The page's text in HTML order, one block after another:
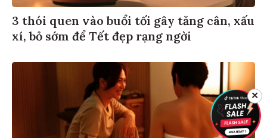
3 thói quen vào buổi tối gây tăng cân, xấu
xí, bỏ sớm để Tết đẹp rạng ngời
✕